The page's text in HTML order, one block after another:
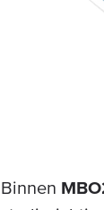
Binnen